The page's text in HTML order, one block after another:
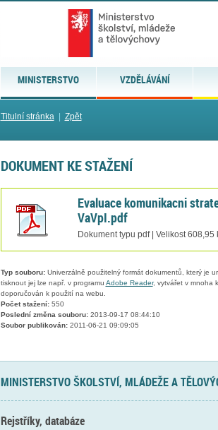
MINISTERSTVO VZDĚLÁVÁNÍ
Titulní stránka| Zpět
DOKUMENT KE STAŽENÍ
Evaluace komunikacni
VaVpI.pdf
Dokument typu pdf | Velikost 608,95
Typ souboru:Univerzálně použitelný formát dokumentů, který je
tisknout jej lze např. v programu Adobe Reader, vytvářet v mnoha
doporučován k použití na webu.
Počet stažení:550
Poslední změna souboru:2013-09-17 08:44:10
Soubor publikován:2011-06-21 09:09:05
MINISTERSTVO ŠKOLSTVÍ, MLÁDEŽE A
Rejstříky, databáze